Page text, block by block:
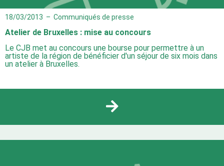
18/03/2013 – Communiqués de presse
Atelier de Bruxelles : mise au concours
Le CJB met au concours une bourse pour permettre à un
artiste de la région de bénéficier d'un séjour de six mois dans
un atelier à Bruxelles.